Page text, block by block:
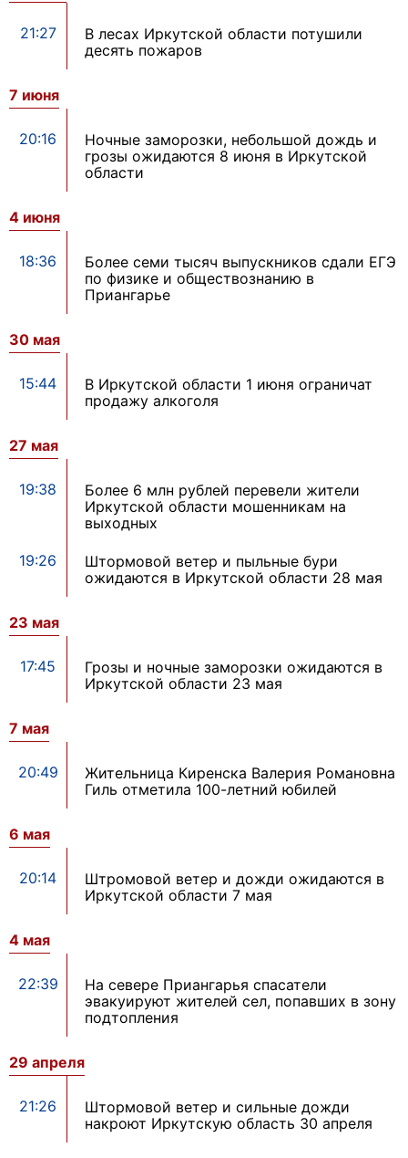
21:27
В лесах Иркутской области потушили
десять пожаров
7 июня
20:16
Ночные заморозки, небольшой дождь и
грозы ожидаются 8 июня в Иркутской
области
4 июня
18:36
Более семи тысяч выпускников сдали ЕГЭ
по физике и обществознанию в
Приангарье
30 мая
15:44
В Иркутской области 1 июня ограничат
продажу алкоголя
27 мая
19:38
Более 6 млн рублей перевели жители
Иркутской области мошенникам на
выходных
19:26
Штормовой ветер и пыльные бури
ожидаются в Иркутской области 28 мая
23 мая
17:45
Грозы и ночные заморозки ожидаются в
Иркутской области 23 мая
7 мая
20:49
Жительница Киренска Валерия Романовна
Гиль отметила 100-летний юбилей
6 мая
20:14
Штромовой ветер и дожди ожидаются в
Иркутской области 7 мая
4 мая
22:39
На севере Приангарья спасатели
эвакуируют жителей сел, попавших в зону
подтопления
29 апреля
21:26
Штормовой ветер и сильные дожди
накроют Иркутскую область 30 апреля